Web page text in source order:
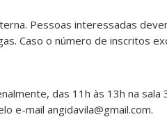
Pessoas interessadas
Caso o número de inscritos
das 11h às 13h na sala
e-mail angidavila@gmail.com.